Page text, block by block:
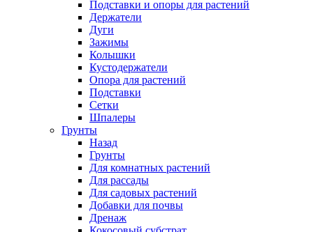
Подставки и опоры для растений
Держатели
Дуги
Зажимы
Колышки
Кустодержатели
Опора для растений
Подставки
Сетки
Шпалеры
Грунты
Назад
Грунты
Для комнатных растений
Для рассады
Для садовых растений
Добавки для почвы
Дренаж